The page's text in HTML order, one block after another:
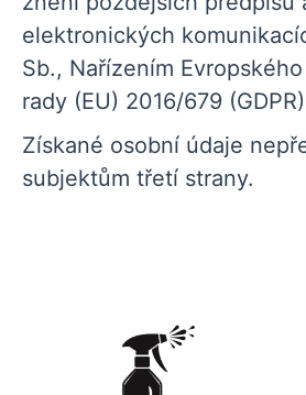
elektronických
Sb., Nařízením
rady (EU) 2016/679
Získané osobní údaje
subjektům třetí strany.